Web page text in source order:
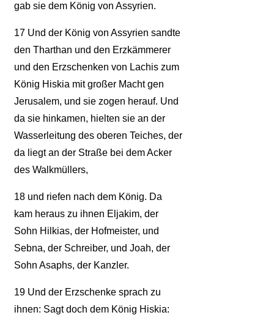
gab sie dem König von Assyrien.
17Und der König von Assyrien sandte
den Tharthan und den Erzkämmerer
und den Erzschenken von Lachis zum
König Hiskia mit großer Macht gen
Jerusalem, und sie zogen herauf. Und
da sie hinkamen, hielten sie an der
Wasserleitung des oberen Teiches, der
da liegt an der Straße bei dem Acker
des Walkmüllers,
18und riefen nach dem König. Da
kam heraus zu ihnen Eljakim, der
Sohn Hilkias, der Hofmeister, und
Sebna, der Schreiber, und Joah, der
Sohn Asaphs, der Kanzler.
19Und der Erzschenke sprach zu
ihnen: Sagt doch dem König Hiskia: